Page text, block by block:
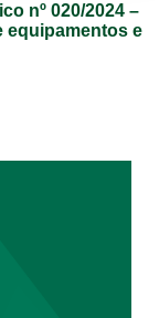
nº 020/2024 –
equipamentos e